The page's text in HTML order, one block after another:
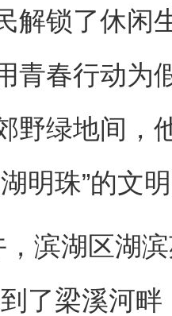
解锁了休闲
青春行动为
野绿地间，
明珠”的文
湖区湖滨
了梁溪河